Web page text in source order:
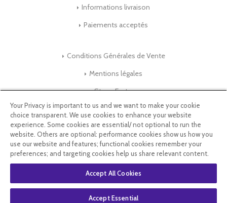
Informations livraison
Paiements acceptés
Conditions Générales de Vente
Mentions légales
Store-Factory
Qui Sommes nous ?
Parrainage
Blog & Conseils
Select Language
Your Privacy is important to us and we want to make your cookie
choice transparent. We use cookies to enhance your website
experience. Some cookies are essential/ not optional to run the
website. Others are optional: performance cookies show us how you
use our website and features; functional cookies remember your
preferences; and targeting cookies help us share relevant content.
Accept All Cookies
Accept Essential